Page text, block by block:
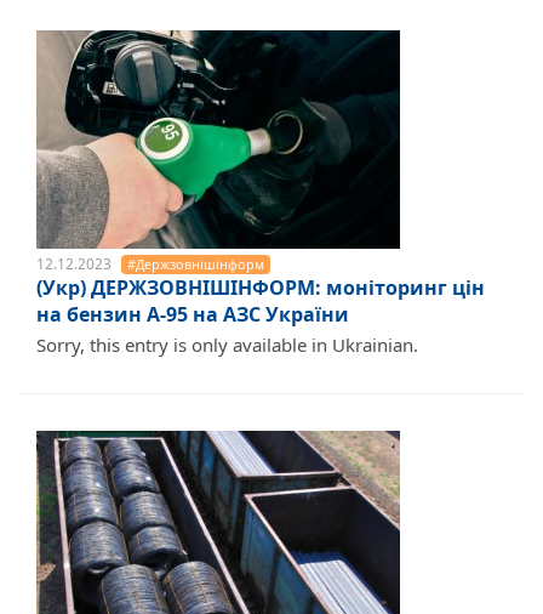
12.12.2023 #Держзовнішінформ
(Укр) ДЕРЖЗОВНІШІНФОРМ: моніторинг цін
на бензин А-95 на АЗС України
Sorry, this entry is only available in Ukrainian.